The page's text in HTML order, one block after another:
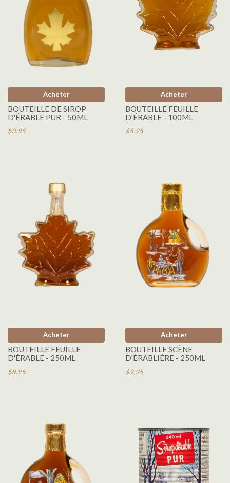
Acheter
BOUTEILLE DE SIROP
D'ÉRABLE PUR - 50ML
$3.95
Acheter
BOUTEILLE FEUILLE
D'ÉRABLE - 100ML
$5.95
Acheter
BOUTEILLE FEUILLE
D'ÉRABLE - 250ML
$8.95
Acheter
BOUTEILLE SCÈNE
D'ÉRABLIÈRE - 250ML
$9.95